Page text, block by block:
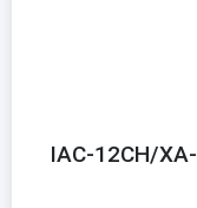
کولر گازی اینورتر کازوکی 12000 IAC-12CH/XA-